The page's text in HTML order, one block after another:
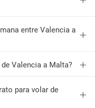
entre Valencia a
Valencia a Malta?
para volar de